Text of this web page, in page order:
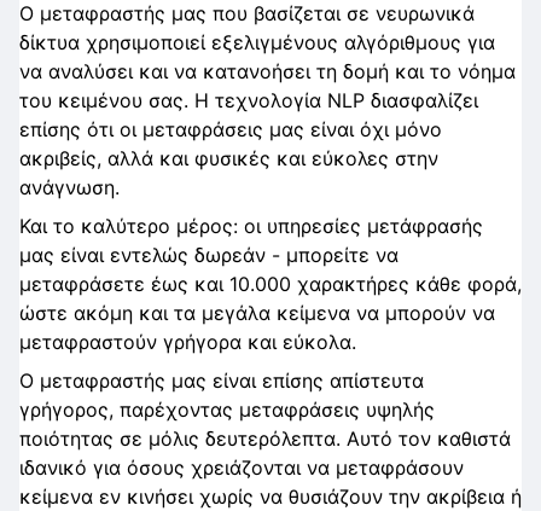
Ο μεταφραστής μας που βασίζεται σε νευρωνικά
δίκτυα χρησιμοποιεί εξελιγμένους αλγόριθμους για
να αναλύσει και να κατανοήσει τη δομή και το νόημα
του κειμένου σας. Η τεχνολογία NLP διασφαλίζει
επίσης ότι οι μεταφράσεις μας είναι όχι μόνο
ακριβείς, αλλά και φυσικές και εύκολες στην
ανάγνωση.
Και το καλύτερο μέρος: οι υπηρεσίες μετάφρασής
μας είναι εντελώς δωρεάν - μπορείτε να
μεταφράσετε έως και 10.000 χαρακτήρες κάθε φορά,
ώστε ακόμη και τα μεγάλα κείμενα να μπορούν να
μεταφραστούν γρήγορα και εύκολα.
Ο μεταφραστής μας είναι επίσης απίστευτα
γρήγορος, παρέχοντας μεταφράσεις υψηλής
ποιότητας σε μόλις δευτερόλεπτα. Αυτό τον καθιστά
ιδανικό για όσους χρειάζονται να μεταφράσουν
κείμενα εν κινήσει χωρίς να θυσιάζουν την ακρίβεια ή